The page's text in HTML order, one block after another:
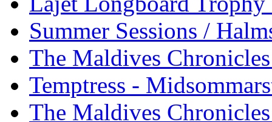
Summer Sessions /
The Maldives
Temptress -
The Maldives